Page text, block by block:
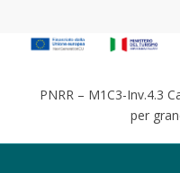
PNRR – M1C3-Inv.4.3
per